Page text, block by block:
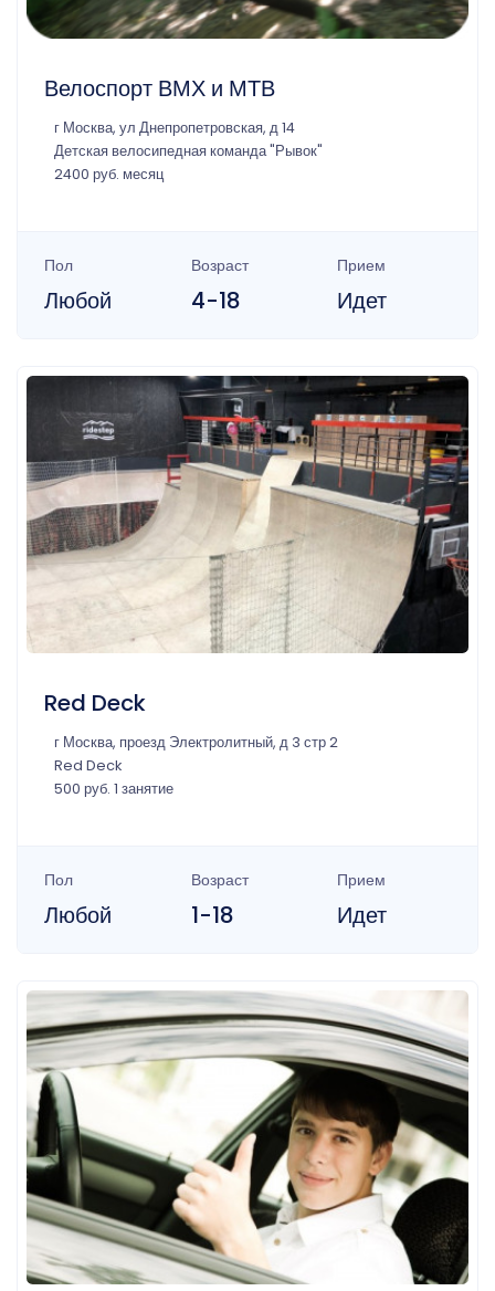
Велоспорт ВМХ и МТВ
г Москва, ул Днепропетровская, д 14
Детская велосипедная команда "Рывок"
2400 руб. месяц
Пол
Любой
Возраст
4-18
Прием
Идет
Red Deck
г Москва, проезд Электролитный, д 3 стр 2
Red Deck
500 руб. 1 занятие
Пол
Любой
Возраст
1-18
Прием
Идет